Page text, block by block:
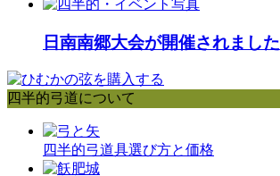
日南南郷大会が開催されました
四半的弓道について
四半的弓道具選び方と価格